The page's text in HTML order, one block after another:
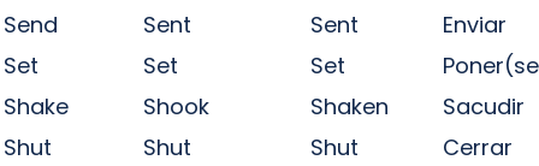
Send
Sent Sent
Enviar
Set
Set Set
Shake
Shook Shaken
Sacudir
Shut
Shut Shut Cerrar